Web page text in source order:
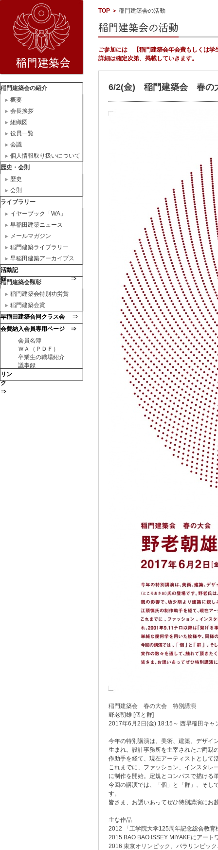
稲門建築会の紹介
概要
会長挨拶
組織図
役員一覧
会議
個人情報取り扱いについて
歴史・会則
歴史
会則
ライブラリー
イヤーブック「WA」
早稲田建築ニュース
メールマガジン
稲門建築ライブラリー
早稲田建築アーカイブス
活動記
録 ⇒
稲門建築会顕彰
稲門建築会特別功労賞
稲門建築会賞
早稲田建築合同クラス会 ⇒
会費納入会員専用ページ ⇒
会員名簿
ＷＡ（ＰＤＦ）
卒業生の職場紹介
議事録
リン
ク
⇒
TOP ＞ 稲門建築会の活動
ご参加には 【稲門建築会年会費もしくは学
詳細は確定次第、掲載していきます。
6/2(金) 稲門建築会 春の
稲門建築会 春の大会 特別講演
野老朝雄 [個と群]
2017年6月2日(金) 18:15～ 西早稲田キャ
今年の特別講演は、美術、建築、デザイ
生まれ。設計事務所を主宰されたご両親
作助手を経て、現在アーティストとして
これまでに、ファッション、インスタレ
に制作を開始。定規とコンパスで描ける
今回の講演では、「個」と「群」、そし
す。
皆さま、お誘いあってぜひ特別講演にお
主な作品
2012 「工学院大学125周年記念総合教
2015 BAO BAO ISSEY MIYAKEにアート
2016 東京オリンピック、パラリンピッ